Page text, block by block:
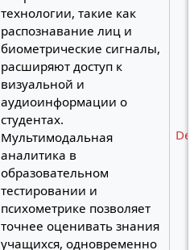
технологии, такие как
распознавание лиц и
биометрические сигналы,
расширяют доступ к
визуальной и
аудиоинформации о
студентах.
Мультимодальная
аналитика в
образовательном
тестировании и
психометрике позволяет
точнее оценивать знания
учащихся, одновременно